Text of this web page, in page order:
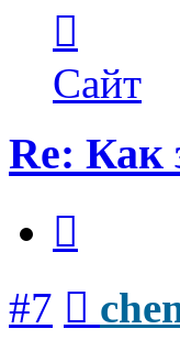
пользователя
chemist-
54
Сайт
Re: Как
#7